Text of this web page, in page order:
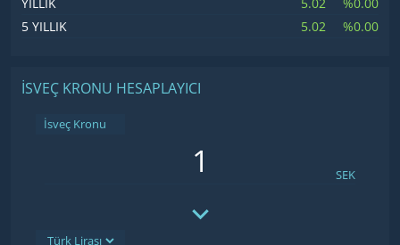
5 YILLIK
5.02 %0.00
İSVEÇ KRONU HESAPLAYICI
İsveç Kronu
SEK